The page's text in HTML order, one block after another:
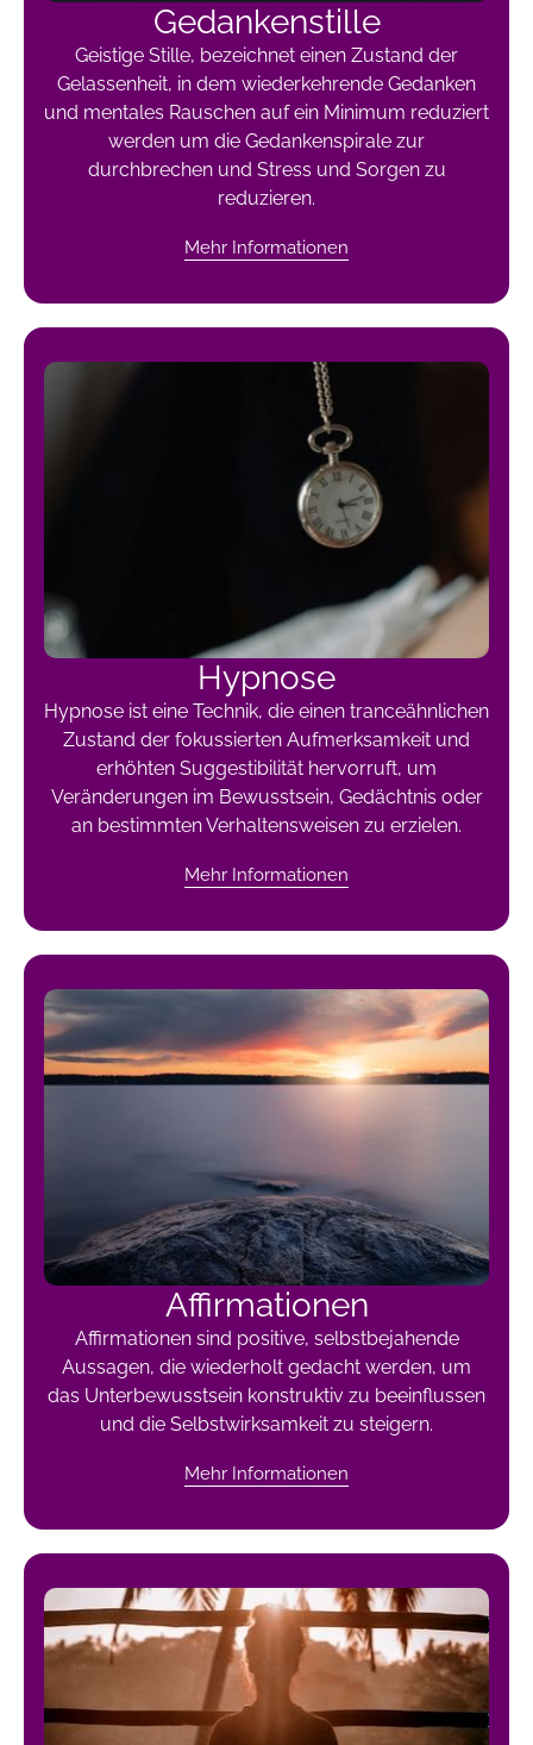
Gedankenstille
Geistige Stille, bezeichnet einen Zustand der
Gelassenheit, in dem wiederkehrende Gedanken
und mentales Rauschen auf ein Minimum reduziert
werden um die Gedankenspirale zur
durchbrechen und Stress und Sorgen zu
reduzieren.
Mehr Informationen
Hypnose
Hypnose ist eine Technik, die einen tranceähnlichen
Zustand der fokussierten Aufmerksamkeit und
erhöhten Suggestibilität hervorruft, um
Veränderungen im Bewusstsein, Gedächtnis oder
an bestimmten Verhaltensweisen zu erzielen.
Mehr Informationen
Affirmationen
Affirmationen sind positive, selbstbejahende
Aussagen, die wiederholt gedacht werden, um
das Unterbewusstsein konstruktiv zu beeinflussen
und die Selbstwirksamkeit zu steigern.
Mehr Informationen